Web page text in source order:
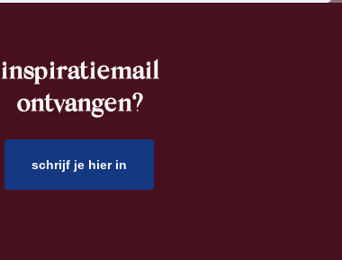
inspiratiemail
ontvangen?
schrijf je hier in